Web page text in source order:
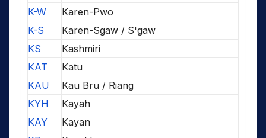
K-W
Karen-Pwo
K-S
Karen-Sgaw / S'gaw
KS
Kashmiri
KAT
Katu
KAU
Kau Bru / Riang
KYH
Kayah
KAY
Kayan